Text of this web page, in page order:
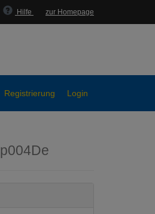
Hilfe zur Homepage
Registrierung Login